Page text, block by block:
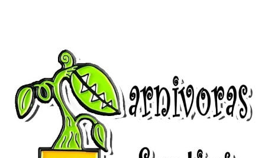
Cultivar 🌰
Filter
AUS
Kit de cultivo - Sarracenia Mix